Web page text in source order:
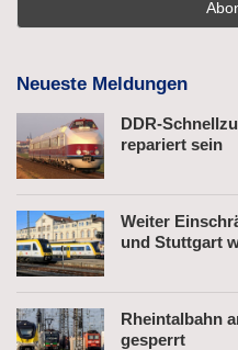
Neueste Meldungen
DDR-
repariert sein
Weiter
und Stuttgart
Rheintalbahn
gesperrt